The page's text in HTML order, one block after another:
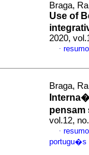
Braga,
Use of
2020,
·
Braga,
pensam
vol.12,
·
portugu�s